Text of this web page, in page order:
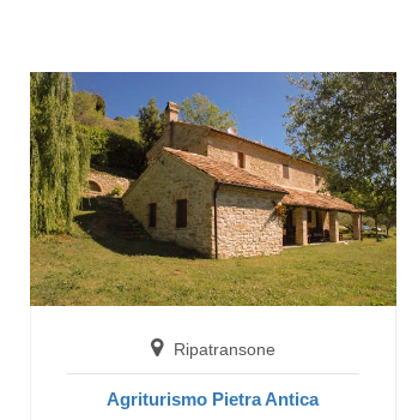
Ripatransone
Agriturismo Pietra Antica